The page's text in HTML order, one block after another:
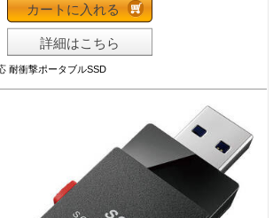
カートに入れる
詳細はこちら
耐衝撃ポータブルSSD